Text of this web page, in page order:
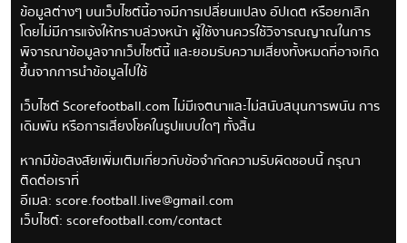
ข้อมูลต่างๆ บนเว็บไซต์นี้อาจมีการเปลี่ยนแปลง อัปเดต หรือยกเลิก
โดยไม่มีการแจ้งให้ทราบล่วงหน้า ผู้ใช้งานควรใช้วิจารณญาณในการ
พิจารณาข้อมูลจากเว็บไซต์นี้ และยอมรับความเสี่ยงทั้งหมดที่อาจเกิด
ขึ้นจากการนำข้อมูลไปใช้
เว็บไซต์ Scorefootball.com ไม่มีเจตนาและไม่สนับสนุนการพนัน การ
เดิมพัน หรือการเสี่ยงโชคในรูปแบบใดๆ ทั้งสิ้น
หากมีข้อสงสัยเพิ่มเติมเกี่ยวกับข้อจำกัดความรับผิดชอบนี้ กรุณา
ติดต่อเราที่
อีเมล: score.football.live@gmail.com
เว็บไซต์: scorefootball.com/contact